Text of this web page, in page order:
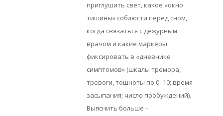
приглушить свет, какое «окно
тишины» соблюсти перед сном,
когда связаться с дежурным
врачом и какие маркеры
фиксировать в «дневнике
симптомов» (шкалы тремора,
тревоги, тошноты по 0–10; время
засыпания; число пробуждений).
Выяснить больше –